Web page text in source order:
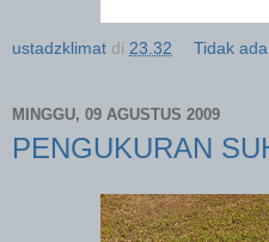
ustadzklimat di 23.32 Tidak
MINGGU, 09 AGUSTUS 2009
PENGUKURAN